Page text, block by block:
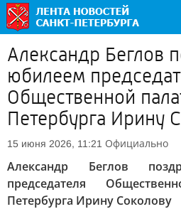
Александр Беглов
юбилеем
Общественной
Петербурга Ирину
15 июня 2026, 11:21 Официально
Александр Беглов
председателя
Петербурга Ирину Соколову